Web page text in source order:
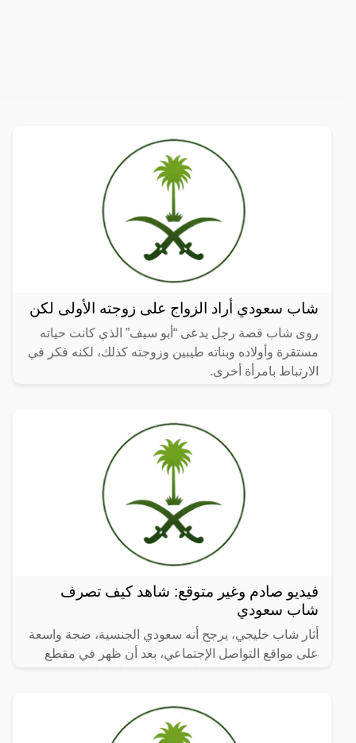
شاب سعودي أراد الزواج على زوجته الأولى لكن
روى شاب قصة رجل يدعى “أبو سيف” الذي كانت حياته
مستقرة وأولاده وبناته طيبين وزوجته كذلك، لكنه فكر في
الارتباط بامرأة أخرى.
فيديو صادم وغير متوقع: شاهد كيف تصرف
شاب سعودي
أثار شاب خليجي، يرجح أنه سعودي الجنسية، ضجة واسعة
على مواقع التواصل الإجتماعي، بعد أن ظهر في مقطع